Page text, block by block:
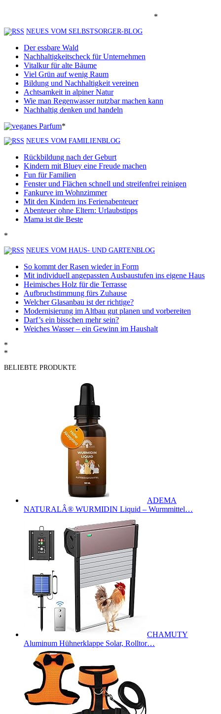
*
NEUES VOM SELBSTSORGER-BLOG
Der essbare Wald
Nachhaltigkeitscheck für Unternehmen
Vitalkur für alte Bäume
Viel Grün auf wenig Raum
Bildung und Nachhaltigkeit vereinen
Achtsamkeit in alpiner Natur
Wie man Regenwasser nutzbar machen kann
Nachhaltig denken und handeln
*
NEUES VOM FAMILIENBLOG
Rückbildung nach der Geburt
Kindern mit Bluey eine Freude machen
Fun für Familien
Fenster und Flächen schnell und streifenfrei reinigen
Fankurve im Wohnzimmer
Mit den Kindern ins Ferienabenteuer
Abenteuer ohne Eltern: Urlaubstipps
Mama ist die Beste
*
NEUES VOM HAUS- UND GARTENBLOG
So kommt der Rasen wieder in Form
Mit individuell angepassten Ausbaustufen ins eigene Haus
Heimisches Holz für die Terrasse
Aufbruchstimmung fürs Zuhause
Welcher Glasanbau ist der richtige?
Modernisierung im Altbau gut planen und vorbereiten
Darf’s ein bisschen mehr sein?
Weiches Wasser – ein Gewinn im Haushalt
*
*
BELIEBTE PRODUKTE
ADEMA
NATURALÂ® WURMIDIN Liquid – Wurmmittel…
CHAMUTY
Aluminum Hühnerklappe Solar, Rolltor…